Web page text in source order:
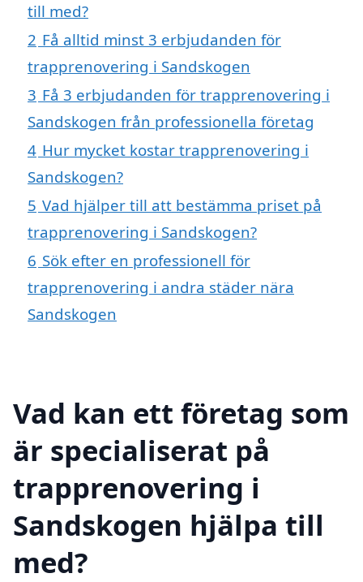
till med?
2 Få alltid minst 3 erbjudanden för
trapprenovering i Sandskogen
3 Få 3 erbjudanden för trapprenovering i
Sandskogen från professionella företag
4 Hur mycket kostar trapprenovering i
Sandskogen?
5 Vad hjälper till att bestämma priset på
trapprenovering i Sandskogen?
6 Sök efter en professionell för
trapprenovering i andra städer nära
Sandskogen
Vad kan ett företag som
är specialiserat på
trapprenovering i
Sandskogen hjälpa till
med?